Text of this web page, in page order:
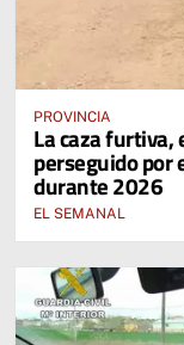
PROVINCIA
La caza
perseguido por
durante 2026
EL SEMANAL